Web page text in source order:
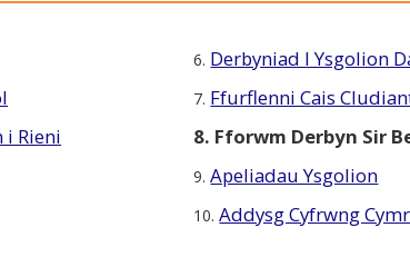
i Rieni
6. Derbyniad I Ysgolion
7. Ffurflenni Cais
8. Fforwm Derbyn Sir
9.Apeliadau Ysgolion
10.Addysg Cyfrwng